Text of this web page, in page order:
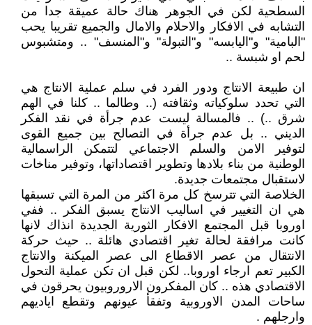
السطحية لكن في الجوهر هناك حالة عميقة جدا من
التشابه في الافكار والاحلام والامال والجميع تقريبا يحب
"البامية" و"اليابسه" و"التبولة" و"المنسف" .. ومتشبوس
لحم او شبسة ..
ان طبيعة الانتاج ودور الفرد في سلم عملية الانتاج هي
التي تحدد سلوكياته وثقافته (.. وطالما .. كلنا في الهم
شرق ..) .. فالمسالة ليست عدم جرأة في نقد الفكر
الديني .. بل عدم جرأة في التصالح بين جميع القوى
لتوفير الامن والسلم الاجتماعي لتتمكن الراسمالية
الوطنية من بناء بلادها وتطوير اقتصاداتها، وتوفير مناخات
لاستقبال مجتمعات جديدة.
الخلاصة التي تترسخ كل مرة اكثر من المرة التي تسبقها
هي ان التغيير في اساليب الانتاج يسبق الفكر .. ففي
اوروبا قبل المجتمع الافكار الثورية الجديدة انذاك لانها
كانت مرافقة لحالة تغير اقتصادي هائلة .. حيث حركة
الانتقال من عصر الاقطاع الى عصر الميكنة والانتاج
الكبير تعم ارجاء اوروبا.. لكن قبل ان تكن عملية التحول
الاقتصادي هذه .. كان المفكرون الاروروبيون يحرقون في
ساحات المدن الاوروبية وتفقأ عيونهم وتقطع اياديهم
وارجلهم .